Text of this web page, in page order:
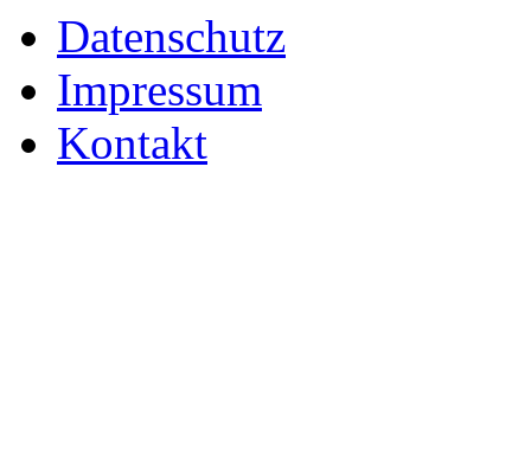
Datenschutz
Impressum
Kontakt